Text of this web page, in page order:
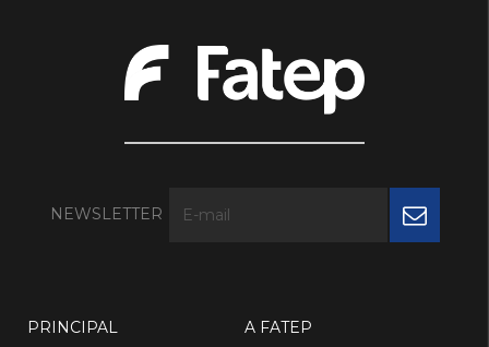
NEWSLETTER
PRINCIPAL
A FATEP